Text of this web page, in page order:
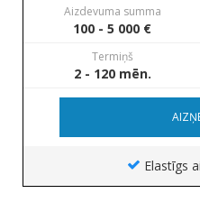
Aizdevuma summa
100 - 5 000 €
Termiņš
2 - 120 mēn.
Elastīgs